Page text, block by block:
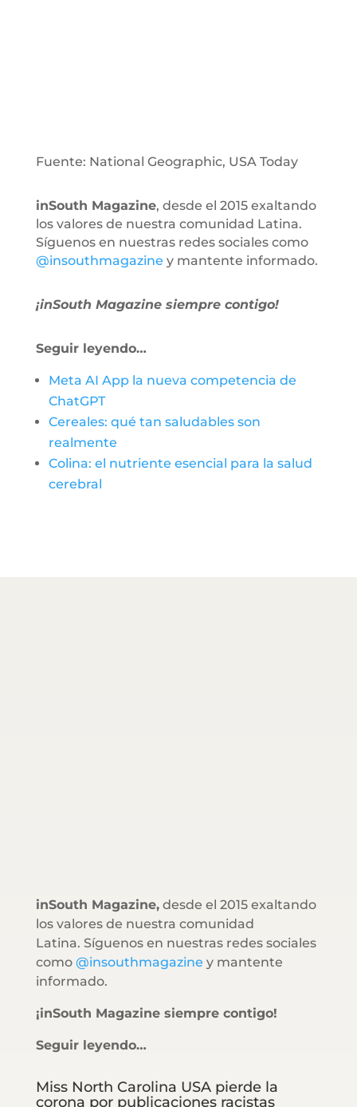
Fuente: National Geographic, USA Today
inSouth Magazine, desde el 2015 exaltando
los valores de nuestra comunidad Latina.
Síguenos en nuestras redes sociales como
@insouthmagazine y mantente informado.
¡inSouth Magazine siempre contigo!
Seguir leyendo…
Meta AI App la nueva competencia de
ChatGPT
Cereales: qué tan saludables son
realmente
Colina: el nutriente esencial para la salud
cerebral
inSouth Magazine,desde el 2015 exaltando
los valores de nuestra comunidad
Latina. Síguenos en nuestras redes sociales
como @insouthmagazine y mantente
informado.
¡inSouth Magazine siempre contigo!
Seguir leyendo…
Miss North Carolina USA pierde la
corona por publicaciones racistas